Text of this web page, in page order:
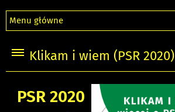
Menu główne
Klikam i wiem (PSR 2020)
PSR 2020